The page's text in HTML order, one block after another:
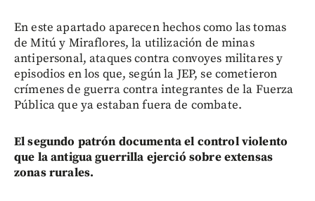
En este apartado aparecen hechos como las tomas
de Mitú y Miraflores, la utilización de minas
antipersonal, ataques contra convoyes militares y
episodios en los que, según la JEP, se cometieron
crímenes de guerra contra integrantes de la Fuerza
Pública que ya estaban fuera de combate.
El segundo patrón documenta el control violento
que la antigua guerrilla ejerció sobre extensas
zonas rurales.